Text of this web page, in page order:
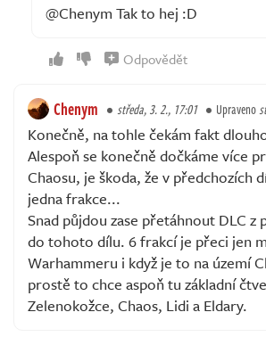
@Chenym Tak to hej :D
Odpovědět
Chenym středa, 3. 2., 17:01 Upraveno
Konečně, na tohle čekám fakt
Alespoň se konečně dočkáme více
Chaosu, je škoda, že v předchozích
jedna frakce...
Snad půjdou zase přetáhnout DLC z
do tohoto dílu. 6 frakcí je přeci jen
Warhammeru i když je to na území
prostě to chce aspoň tu základní
Zelenokožce, Chaos, Lidi a Eldary.